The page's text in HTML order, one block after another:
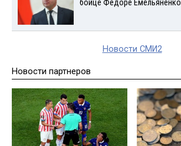
бойце Федоре Емельяненко
Новости СМИ2
Новости партнеров